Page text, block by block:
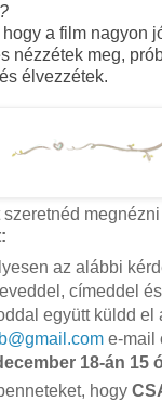
a film nagyon
nézzétek meg,
élvezzétek.
az alábbi
címeddel és
együtt küldd el
e-mail
18-án 15
hogy